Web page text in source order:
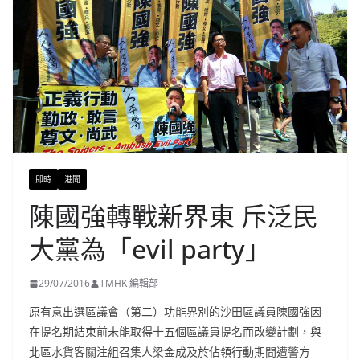
即時 港聞
陳國強轉戰新界東 斥泛民
大黨為「evil party」
29/07/2016 TMHK 編輯部
原有意出選區議會（第二）功能界別的沙田區議員陳國強因
在提名期結束前未能取得十五個區議員提名而改變計劃，與
北區水貨客關注組召集人梁金成及於佔領行動期間遭警方